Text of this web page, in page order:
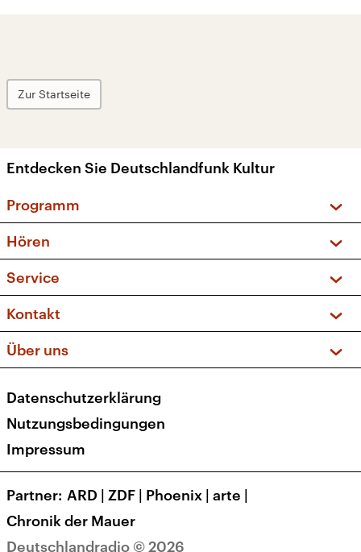
Zur Startseite
Entdecken Sie Deutschlandfunk Kultur
Programm
Sendungen und Podcasts
Musikliste
Kakadu – Das Kinderprogramm
Hören
Frequenzen (UKW + DAB+)
Service
FAQ
Apps
Newsletter
Veranstaltungen
Kontakt
Social Media
Über uns
Presse
Karriere
Transparenz
Deutschlandradio © 2026
Datenschutzerklärung
Nutzungsbedingungen
Impressum
Partner ARD | ZDF | Phoenix | arte |
Chronik der Mauer